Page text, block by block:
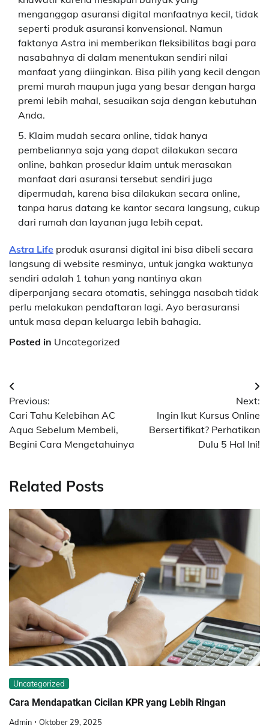
menganggap asuransi digital manfaatnya kecil, tidak
seperti produk asuransi konvensional. Namun
faktanya Astra ini memberikan fleksibilitas bagi para
nasabahnya di dalam menentukan sendiri nilai
manfaat yang diinginkan. Bisa pilih yang kecil dengan
premi murah maupun juga yang besar dengan harga
premi lebih mahal, sesuaikan saja dengan kebutuhan
Anda.
Klaim mudah secara online, tidak hanya
pembeliannya saja yang dapat dilakukan secara
online, bahkan prosedur klaim untuk merasakan
manfaat dari asuransi tersebut sendiri juga
dipermudah, karena bisa dilakukan secara online,
tanpa harus datang ke kantor secara langsung, cukup
dari rumah dan layanan juga lebih cepat.
Astra Life produk asuransi digital ini bisa dibeli secara
langsung di website resminya, untuk jangka waktunya
sendiri adalah 1 tahun yang nantinya akan
diperpanjang secara otomatis, sehingga nasabah tidak
perlu melakukan pendaftaran lagi. Ayo berasuransi
untuk masa depan keluarga lebih bahagia.
Posted in Uncategorized
Navigasi
pos
Previous:
Cari Tahu Kelebihan AC
Aqua Sebelum Membeli,
Begini Cara Mengetahuinya
Next:
Ingin Ikut Kursus Online
Bersertifikat? Perhatikan
Dulu 5 Hal Ini!
Related Posts
Uncategorized
Cara Mendapatkan Cicilan KPR yang Lebih Ringan
Admin Oktober 29, 2025